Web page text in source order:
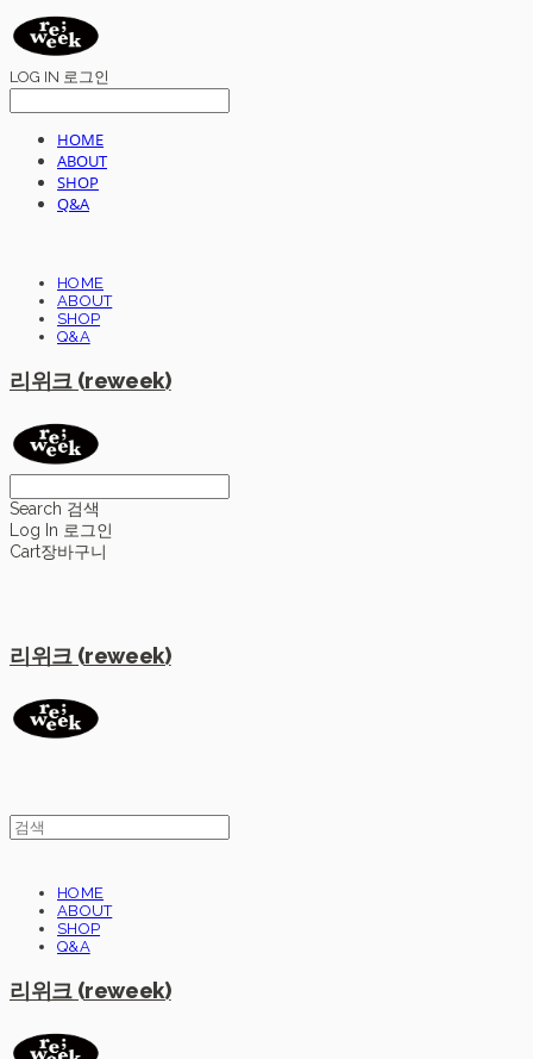
LOG IN 로그인
HOME
ABOUT
SHOP
Q&A
HOME
ABOUT
SHOP
Q&A
리위크 (reweek)
Search 검색
Log In 로그인
Cart장바구니
리위크 (reweek)
HOME
ABOUT
SHOP
Q&A
리위크 (reweek)